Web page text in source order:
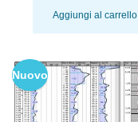
Aggiungi al carrello
Nuovo